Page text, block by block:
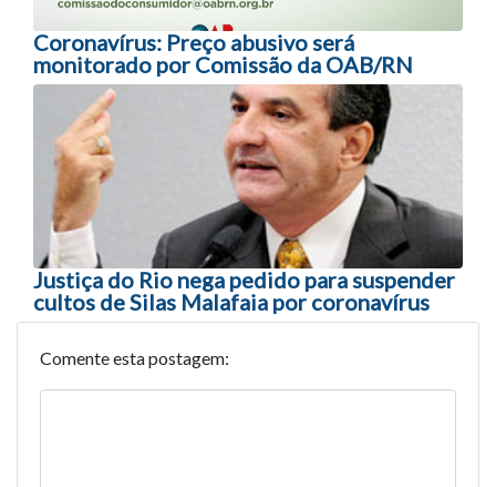
Coronavírus: Preço abusivo será
monitorado por Comissão da OAB/RN
Justiça do Rio nega pedido para suspender
cultos de Silas Malafaia por coronavírus
Comente esta postagem: